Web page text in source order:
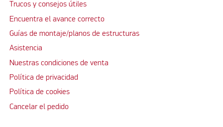
Trucos y consejos útiles
Encuentra el avance correcto
Guías de montaje/planos de estructuras
Asistencia
Nuestras condiciones de venta
Política de privacidad
Política de cookies
Cancelar el pedido